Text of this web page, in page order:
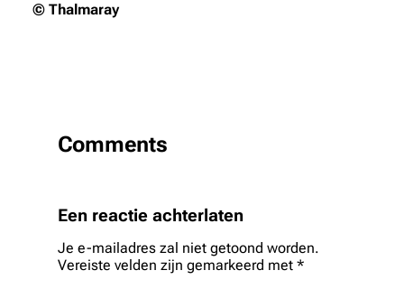
© Thalmaray
Comments
Een reactie achterlaten
Je e-mailadres zal niet getoond worden.
Vereiste velden zijn gemarkeerd met *